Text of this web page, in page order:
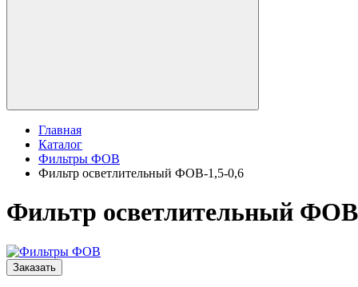
Главная
Каталог
Фильтры ФОВ
Фильтр осветлительный ФОВ-1,5-0,6
Фильтр осветлительный
Заказать